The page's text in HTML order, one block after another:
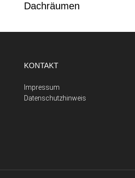
Dachräumen
KONTAKT
Impressum
Datenschutzhinweis